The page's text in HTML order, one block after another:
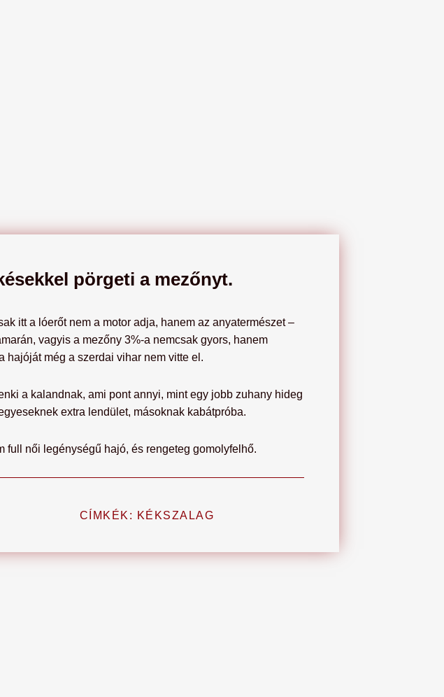
pörgeti a mezőnyt.
itt a lóerőt nem a motor adja, hanem az anyatermészet –
vagyis a mezőny 3%-a nemcsak gyors, hanem
hajóját még a szerdai vihar nem vitte el.
a kalandnak, ami pont annyi, mint egy jobb zuhany hideg
extra lendület, másoknak kabátpróba.
full női legénységű hajó, és rengeteg gomolyfelhő.
CÍMKÉK: KÉKSZALAG